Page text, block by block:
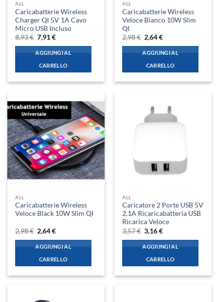
ALL
Caricabatterie Wireless
Charger QI 5V 1A Cavo
Micro USB Incluso
8,93€ Il
prezzo
originale
era:
8,93 €.
7,91€Il
attuale
è:
7,91 €.
AGGIUNGI AL
CARRELLO
ALL
Caricabatterie Wireless
Veloce Bianco 10W Slim
QI
2,98€ Il
prezzo
originale
era:
2,98 €.
2,64€Il
attuale
è:
2,64 €.
AGGIUNGI AL
CARRELLO
ALL
Caricabatterie Wireless
Veloce Black 10W Slim QI
2,98€ Il
prezzo
originale
era:
2,98 €.
2,64€Il
attuale
è:
2,64 €.
AGGIUNGI AL
CARRELLO
ALL
Caricatore 2 Porte USB 5V
2,1A Ricaricabatteria USB
Ricarica Veloce
3,57€ Il
prezzo
originale
era:
3,57 €.
3,16€Il
attuale
è:
3,16 €.
AGGIUNGI AL
CARRELLO